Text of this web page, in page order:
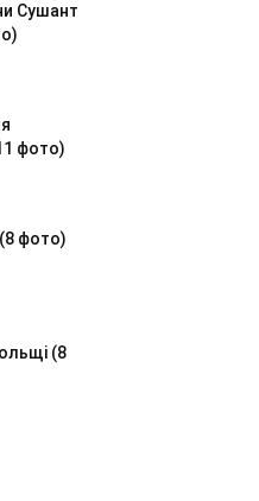
Сушант
фото)
(8 фото)
(8